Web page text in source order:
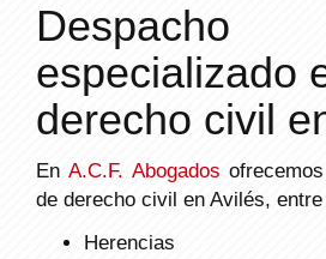
Despacho
especializado
derecho civil
En A.C.F. Abogados
de derecho civil en Avilés,
Herencias